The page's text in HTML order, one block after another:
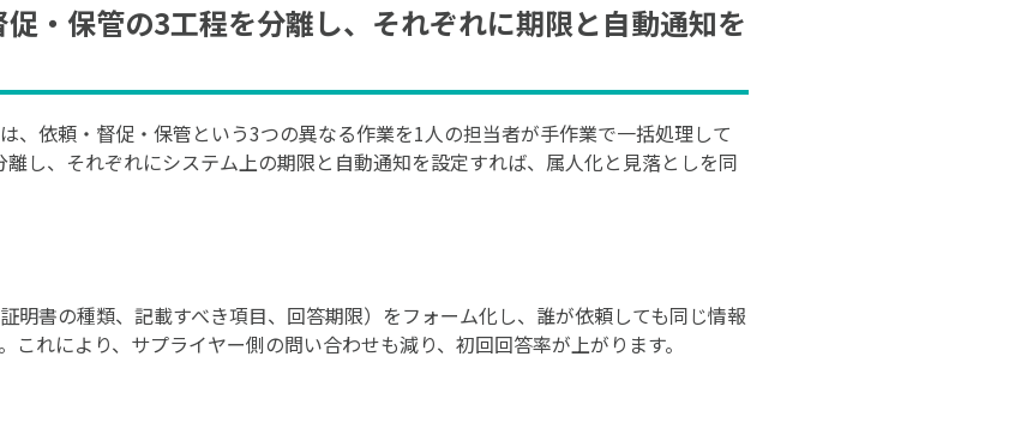
・保管の3工程を分離し、それぞれに期限と自動通知を
、依頼・督促・保管という3つの異なる作業を1人の担当者が手作業で一括処理して
し、それぞれにシステム上の期限と自動通知を設定すれば、属人化と見落としを同
明書の種類、記載すべき項目、回答期限）をフォーム化し、誰が依頼しても同じ情報
これにより、サプライヤー側の問い合わせも減り、初回回答率が上がります。